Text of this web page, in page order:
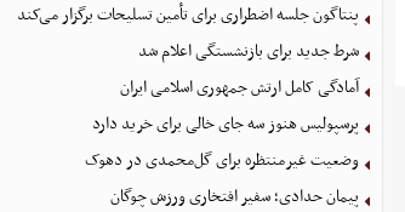
پنتاگون جلسه اضطراری برای تأمین تسلیحات برگزار می‌کند
شرط جدید برای بازنشستگی اعلام شد
آمادگی کامل ارتش جمهوری اسلامی ایران
پرسپولیس هنوز سه جای خالی برای خرید دارد
وضعیت غیرمنتظره برای گل‌محمدی در دهوک
پیمان حدادی؛ سفیر افتخاری ورزش چوگان